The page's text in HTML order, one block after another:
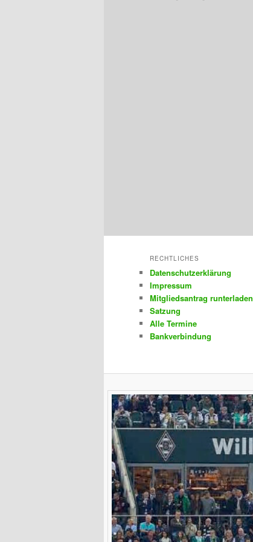
RECHTLICHES
Datenschutzerklärung
Impressum
Mitgliedsantrag runterladen
Satzung
Alle Termine
Bankverbindung